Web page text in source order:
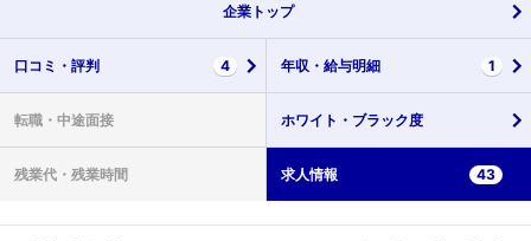
企業 トップ
口コミ・ 評判 4 年収・ 給与明細 1
転職・ 中途面接 ホワイト・ ブラック度
残業代・ 残業時間 求人情報 43